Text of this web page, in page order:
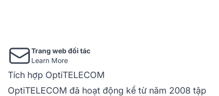
Trang web đối tác
Learn More
Tích hợp OptiTELECOM
OptiTELECOM đã hoạt động kể từ năm 2008 tập